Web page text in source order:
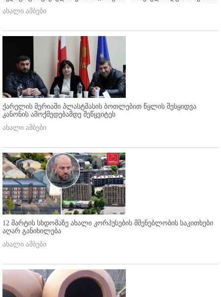
ახალი ამბები
ქარელის მერიაში პლასტმასის ბოთლებით წყლის შესყიდვა
კანონის ამოქმედებამდე შეწყვიტეს
ახალი ამბები
12 მარტის სხდომაზე ახალი კორპუსების მშენებლობის საკითხები
აღარ განიხილება
ახალი ამბები